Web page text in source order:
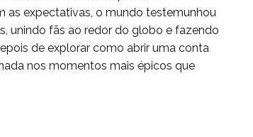
as expectativas, o mundo testemunhou
unindo fãs ao redor do globo e fazendo
de explorar como abrir uma conta
nos momentos mais épicos que